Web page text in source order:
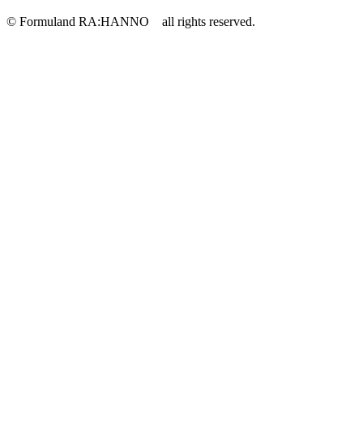
© Formuland RA:HANNO all rights reserved.